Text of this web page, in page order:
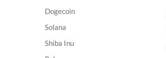
Dogecoin
Solana
Shiba Inu